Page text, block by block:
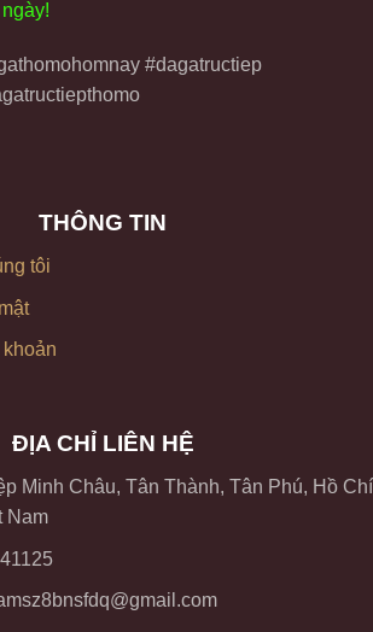
ngày!
#dagatructiep
THÔNG TIN
tôi
ĐỊA CHỈ LIÊN HỆ
Minh Châu, Tân Thành, Tân Phú, Hồ Chí
Nam